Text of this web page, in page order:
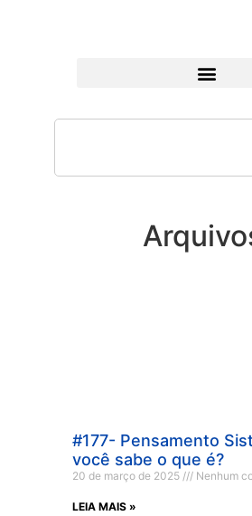
#177- Pensamento
você sabe o que é?
20 de março de 2025 Nenhum
LEIA MAIS »